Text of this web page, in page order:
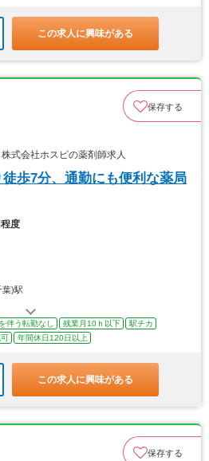
この求人に興味がある
保存する
会社ホスピの薬剤師求人
徒歩7分、通勤にも便利な薬局
度
葉)駅
伴う転勤なし 残業月10ｈ以下
駅チカ
年間休日120日以上
この求人に興味がある
保存する